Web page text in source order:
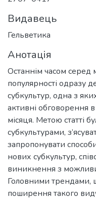
Видавець
Гельветика
Анотація
Останнім часом серед
популярності одразу
субкультур, одна з
активні обговорення
місяця. Метою статті
субкультурами,
запропонувати
нових субкультур,
виникнення з
Головними трендами,
поширення такого